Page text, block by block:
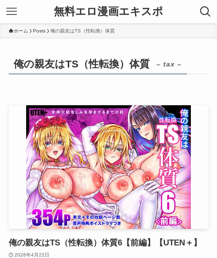
無料エロ漫画エキスポ
ホーム Posts 俺の親友はTS（性転換）体質
俺の親友はTS（性転換）体質 – tax –
俺の親友はTS（性転換）体質6【前編】【UTEN＋】
2026年4月22日